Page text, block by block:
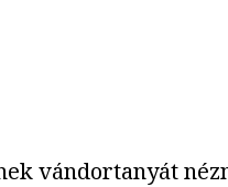
vándortanyát